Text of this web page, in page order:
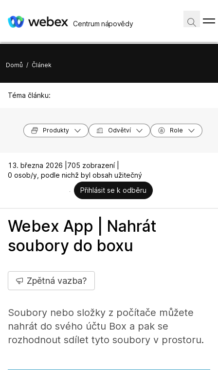
Centrum nápovědy
Domů / Článek
Téma článku:
Produkty Odvětví Role
13. března 2026 | 705 zobrazení |
0 osob/y, podle nichž byl obsah užitečný
Přihlásit se k odběru
Webex App | Nahrát
soubory do boxu
Zpětná vazba?
Soubory nebo složky z počítače můžete
nahrát do svého účtu Box a pak se
rozhodnout sdílet tyto soubory v prostoru.